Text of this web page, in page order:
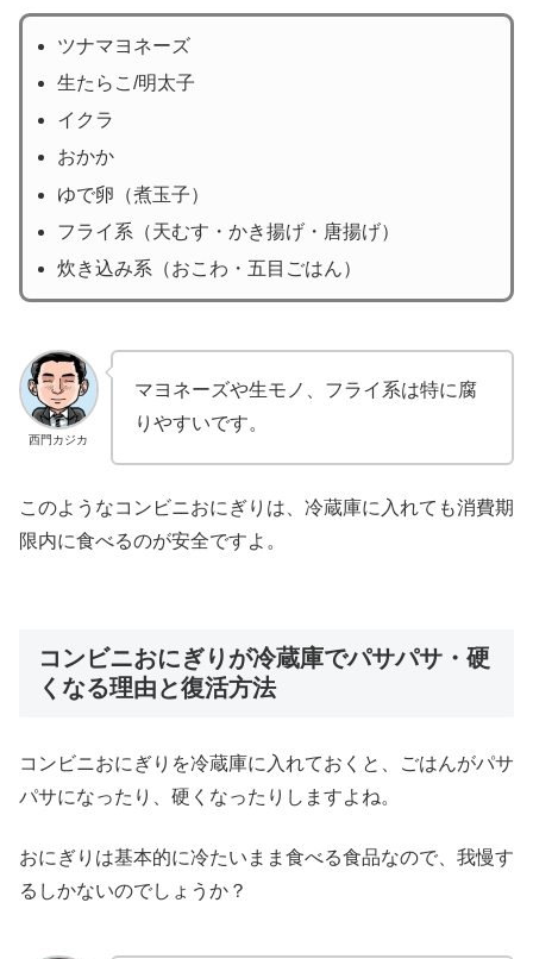
ツナマヨネーズ
生たらこ/明太子
イクラ
おかか
ゆで卵（煮玉子）
フライ系（天むす・かき揚げ・唐揚げ）
炊き込み系（おこわ・五目ごはん）
西門カジカ
マヨネーズや生モノ、フライ系は特に腐
りやすいです。
このようなコンビニおにぎりは、冷蔵庫に入れても消費期
限内に食べるのが安全ですよ。
コンビニおにぎりが冷蔵庫でパサパサ・硬
くなる理由と復活方法
コンビニおにぎりを冷蔵庫に入れておくと、ごはんがパサ
パサになったり、硬くなったりしますよね。
おにぎりは基本的に冷たいまま食べる食品なので、我慢す
るしかないのでしょうか？